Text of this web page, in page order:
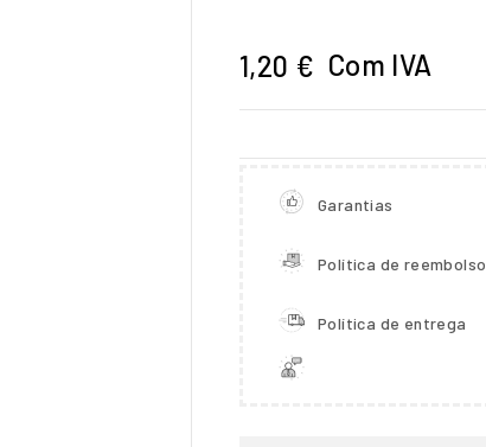
1,20 € Com IVA
Garantias
Política de reembolso
Política de entrega